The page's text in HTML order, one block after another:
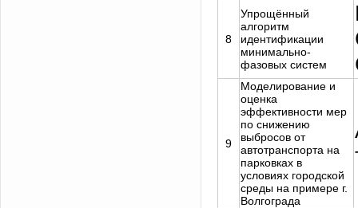
8
Упрощённый
алгоритм
идентификации
минимально-
фазовых систем
9
Моделирование и
оценка
эффективности мер
по снижению
выбросов от
автотранспорта на
парковках в
условиях городской
среды на примере г.
Волгограда